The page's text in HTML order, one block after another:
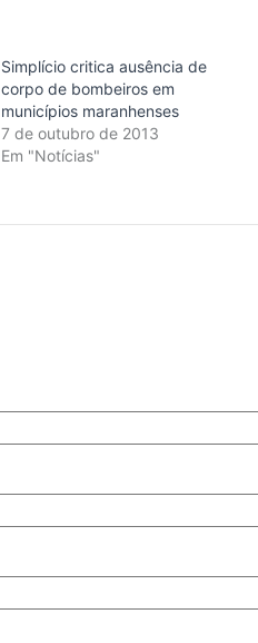
Simplício critica ausência de
corpo de bombeiros em
municípios maranhenses
7 de outubro de 2013
Em "Notícias"